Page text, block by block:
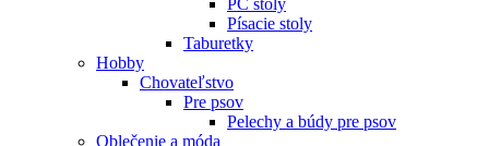
Písacie stoly
Taburetky
Hobby
Chovateľstvo
Pre psov
Pelechy a búdy pre psov
Oblečenie a móda